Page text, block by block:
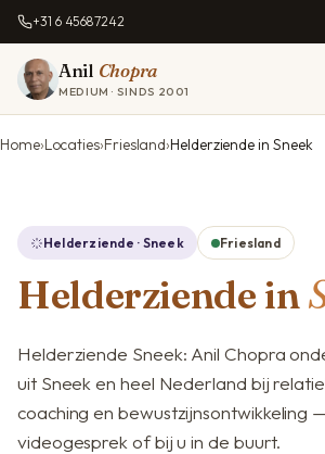
+31 6 45687242
Anil Chopra
MEDIUM · SINDS 2001
Home Locaties Friesland Helderziende in Sneek
Helderziende · Sneek Friesland
Helderziende in
Helderziende Sneek: Anil Chopra
uit Sneek en heel Nederland bij
coaching en bewustzijnsontwikkeling
videogesprek of bij u in de buurt.